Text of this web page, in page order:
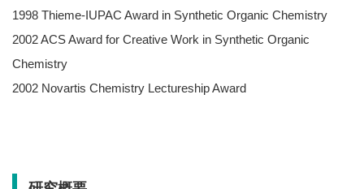
1998 Thieme-IUPAC Award in Synthetic Organic Chemistry
2002 ACS Award for Creative Work in Synthetic Organic
Chemistry
2002 Novartis Chemistry Lectureship Award